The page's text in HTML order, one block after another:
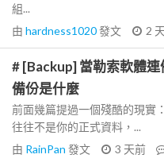
組...
由 hardness1020發文 2
# [Backup] 當勒索軟體
備份是什麼
前面幾篇提過一個殘酷的現實
往往不是你的正式資料，...
由 RainPan 發文 3 天前